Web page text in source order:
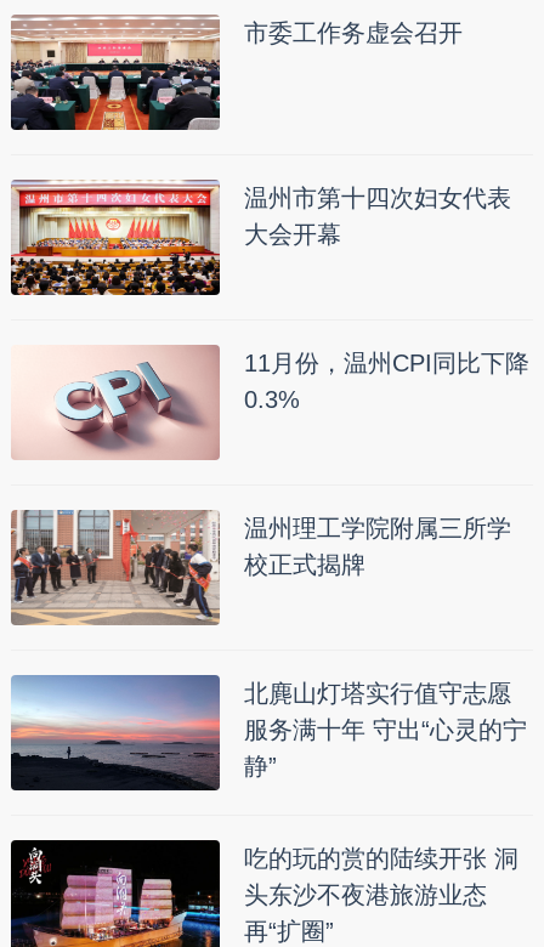
市委工作务虚会召开
温州市第十四次妇女代表
大会开幕
11月份，温州CPI同比下降
0.3%
温州理工学院附属三所学
校正式揭牌
北麂山灯塔实行值守志愿
服务满十年 守出“心灵的宁
静”
吃的玩的赏的陆续开张 洞
头东沙不夜港旅游业态
再“扩圈”